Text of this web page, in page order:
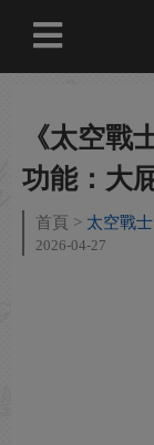
《太空戰
功能：大
首頁 太空戰
2026-04-27